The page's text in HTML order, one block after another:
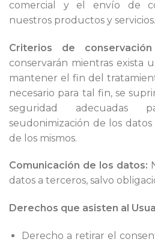
comercial y el envío de
nuestros productos y servicios.
Criterios de
conservarán mientras exista
mantener el fin del
necesario para tal fin, se
seguridad adecuadas
seudonimización de los
de los mismos.
Comunicación de los datos:
datos a terceros, salvo
Derechos que asisten al
Derecho a retirar el